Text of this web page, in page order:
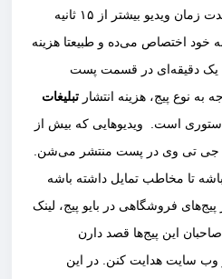
استوری منتشر میشن و اگر مدت زمان ویدیو بیشتر از ۱۵ ثانیه
خود اختصاص می‌ده و طبیعتا هزینه
یک دقیقه‌ای در قسمت پست
به نوع پیج، هزینه انتشار تبلیغات
است. ویدیوهایی که بیش از
جی تی وی در پست منتشر می‌شن.
تا مخاطب تمایل داشته باشه
پیج‌های فروشگاهی در بایو پیج، لینک
این پیج‌ها قصد دارن
وب سایت هدایت کنن. در این